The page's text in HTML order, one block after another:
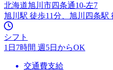
北海道旭川市四条通10-左7
旭川駅 徒歩11分、旭川四条駅
シフト
1日7時間 週5日からOK
交通費支給